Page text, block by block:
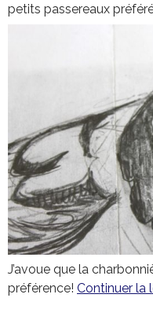
petits passereaux
J’avoue que la
préférence! Continuer la